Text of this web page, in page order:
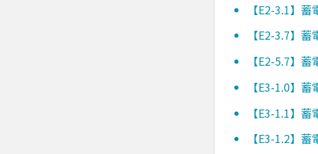
【E2-3.1】蓄
【E2-3.7】蓄
【E2-5.7】蓄
【E3-1.0】蓄
【E3-1.1】蓄
【E3-1.2】蓄